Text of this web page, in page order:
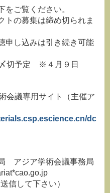
をご覧ください。
トの募集は締め切られま
申し込みは引き続き可能
〆切予定 ※４月９日
会議専用サイト（主催ア
dc
アジア学術会議事務局
信して下さい）